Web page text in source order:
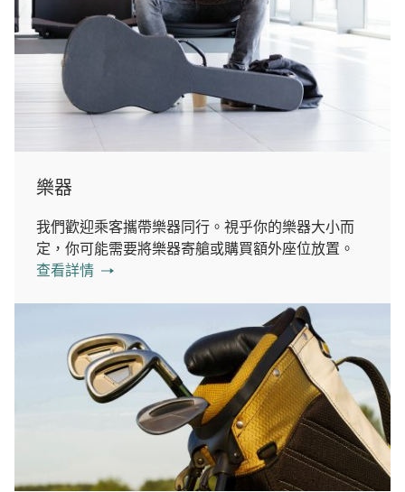
樂器
我們歡迎乘客攜帶樂器同行。視乎你的樂器大小而
定，你可能需要將樂器寄艙或購買額外座位放置。
查看詳情